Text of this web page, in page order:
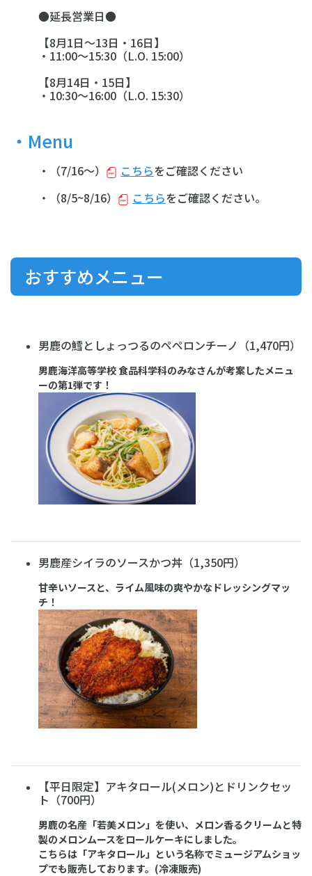
●延長営業日●
【8月1日～13日・16日】
・11:00～15:30（L.O. 15:00）
【8月14日・15日】
・10:30～16:00（L.O. 15:30）
・Menu
・（7/16～） こちらをご確認ください
・（8/5~8/16）
こちらをご確認ください。
おすすめメニュー
男鹿の鱈としょっつるのペペロンチーノ（1,470円）
男鹿海洋高等学校 食品科学科のみなさんが考案したメニュ
ーの第1弾です！
男鹿産シイラのソースかつ丼（1,350円）
甘辛いソースと、ライム風味の爽やかなドレッシングマッ
チ！
【平日限定】アキタロール(メロン)とドリンクセッ
ト（700円）
男鹿の名産「若美メロン」を使い、メロン香るクリームと特
製のメロンムースをロールケーキにしました。
こちらは「アキタロール」という名称でミュージアムショッ
プでも販売しております。(冷凍販売)